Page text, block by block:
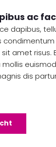
ac
dapibus,
amet risus.
dis